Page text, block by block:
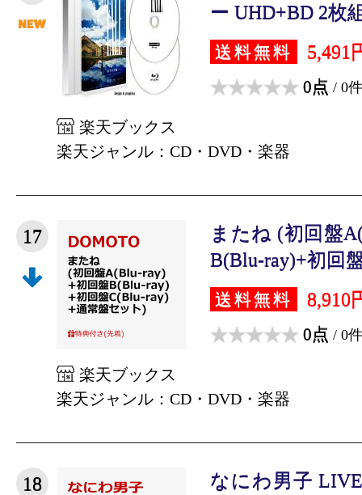
ー UHD+BD 2枚
送料無料 5,491
0点 / 0件
楽天ブックス
楽天ジャンル：CD・DVD・楽器
17
またね (初回盤
B(Blu-ray)+初回
送料無料 8,910
0点 / 0件
楽天ブックス
楽天ジャンル：CD・DVD・楽器
18
なにわ男子